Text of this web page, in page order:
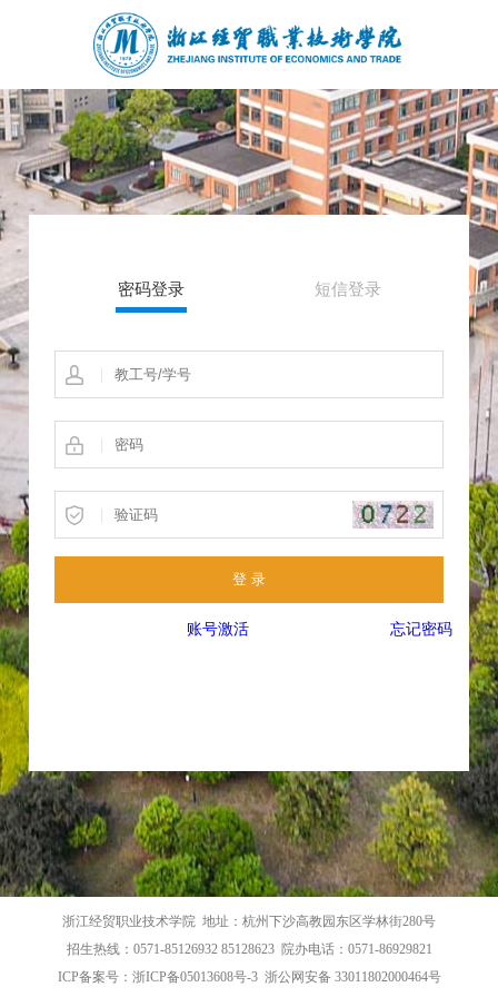
密码登录 短信登录
|
|
|
账号激活 忘记密码
浙江经贸职业技术学院 地址：杭州下沙高教园东区学林街280号
招生热线：0571-85126932 85128623 院办电话：0571-86929821
ICP备案号：浙ICP备05013608号-3 浙公网安备 33011802000464号